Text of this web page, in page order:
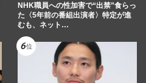
NHK職員への性加害で“出禁”食らっ
た〈5年前の番組出演者〉特定が進
むも、ネット…